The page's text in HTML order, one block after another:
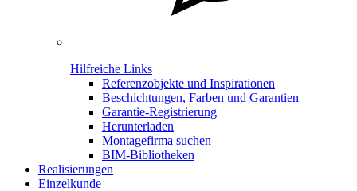
Hilfreiche Links
Referenzobjekte und Inspirationen
Beschichtungen, Farben und Garantien
Garantie-Registrierung
Herunterladen
Montagefirma suchen
BIM-Bibliotheken
Realisierungen
Einzelkunde